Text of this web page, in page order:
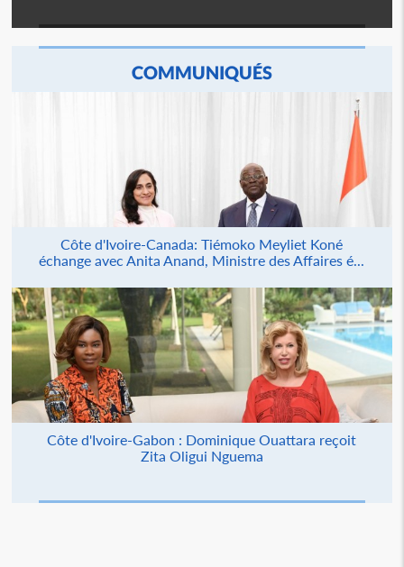
COMMUNIQUÉS
Côte d'Ivoire-Canada: Tiémoko Meyliet Koné
échange avec Anita Anand, Ministre des Affaires é...
Côte d'Ivoire-Gabon : Dominique Ouattara reçoit
Zita Oligui Nguema